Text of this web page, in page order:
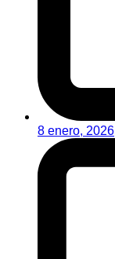
8 enero, 2026